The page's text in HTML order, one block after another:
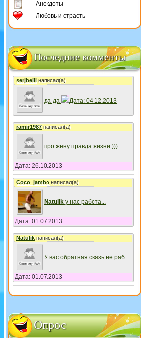
Анекдоты
Любовь и страсть
Последние комменты
serjbeliiнаписал(а)
да-да Дата: 04.12.2013
ramir1987написал(а)
про жену правда жизни:)))
Дата: 26.10.2013
Coco_jambo написал(а)
Natulik у нас работа...
Дата: 01.07.2013
Natulikнаписал(а)
У вас обратная связь не раб...
Дата: 01.07.2013
Опрос